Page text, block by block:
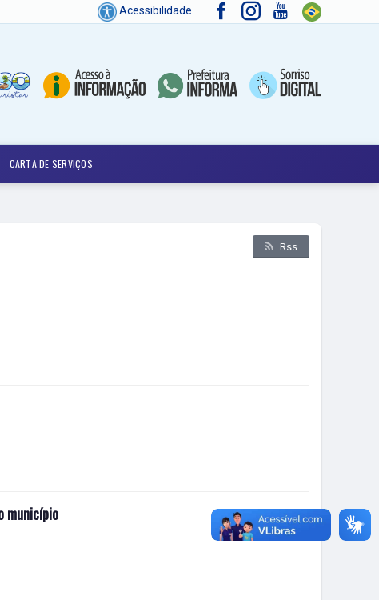
Acessibilidade
CARTA DE SERVIÇOS
Rss
município